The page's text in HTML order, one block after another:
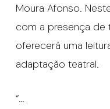
Moura Afonso.
com a presença
oferecerá uma
adaptação teatral.
“…